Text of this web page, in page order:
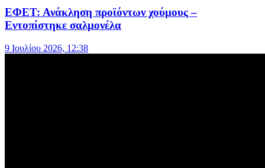
ΕΦΕΤ: Ανάκληση προϊόντων χούμους –
Εντοπίστηκε σαλμονέλα
9 Ιουλίου 2026, 12:38